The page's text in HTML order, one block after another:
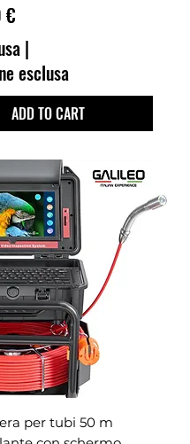
€
|
esclusa
ADD TO CART
per tubi 50 m